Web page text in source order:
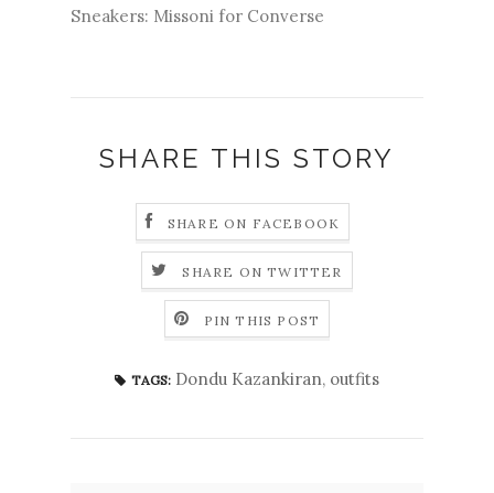
Sneakers: Missoni for Converse
SHARE THIS STORY
SHARE ON FACEBOOK
SHARE ON TWITTER
PIN THIS POST
TAGS: Dondu Kazankiran, outfits